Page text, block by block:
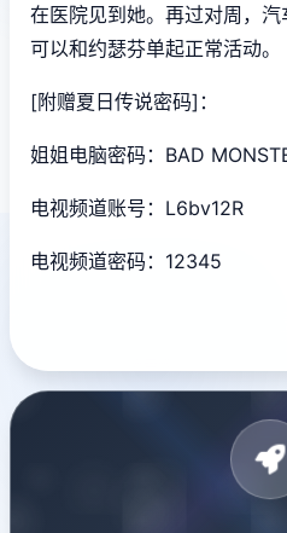
在医院见到她。再过对周，
可以和约瑟芬单起正常活动。
[附赠夏日传说密码]：
姐姐电脑密码：BAD
电视频道账号：L6bv12R
电视频道密码：12345